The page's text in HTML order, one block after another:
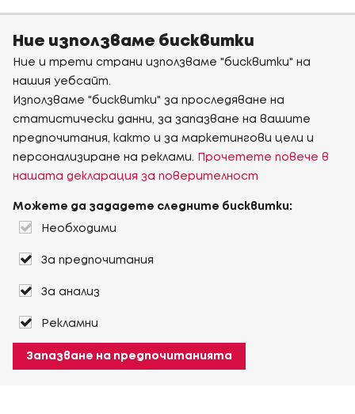
Ние използваме бисквитки
Ние и трети страни използваме "бисквитки" на
нашия уебсайт.
Използваме "бисквитки" за проследяване на
статистически данни, за запазване на вашите
предпочитания, както и за маркетингови цели и
персонализиране на реклами.
Прочетете повече в
нашата декларация за поверителност
Можете да зададете следните бисквитки:
Необходими
За предпочитания
За анализ
Рекламни
Запазване на предпочитанията